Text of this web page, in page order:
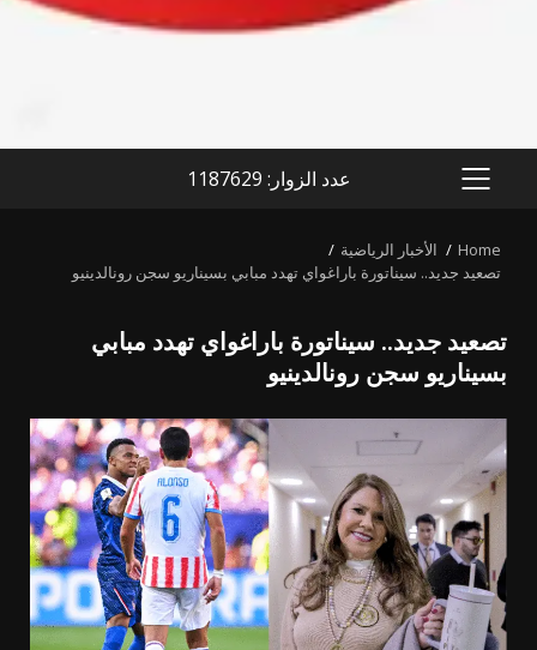
PRIMARY
عدد الزوار: 1187629
Home
الأخبار الرياضية
تصعيد جديد.. سيناتورة باراغواي تهدد مبابي بسيناريو سجن رونالدينيو
تصعيد جديد.. سيناتورة باراغواي تهدد مبابي
بسيناريو سجن رونالدينيو